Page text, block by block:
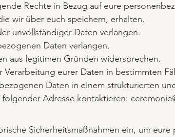
Rechte in Bezug auf eure
wir über euch speichern, erhalten.
unvollständiger Daten verlangen.
Daten verlangen.
aus legitimen Gründen widersprechen.
eurer Daten in bestimmten
Daten in einem strukturierten
Adresse kontaktieren:
Sicherheitsmaßnahmen ein, um